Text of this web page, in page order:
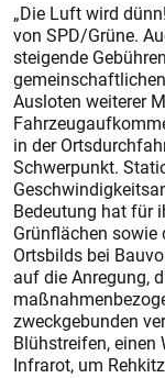
„Die Luft wird
von SPD/Grüne.
steigende
Ausloten weiterer
in der
Schwerpunkt.
Bedeutung hat für
Grünflächen sowie
Ortsbilds bei
auf die Anregung,
zweckgebunden
Blühstreifen, einen
Infrarot, um